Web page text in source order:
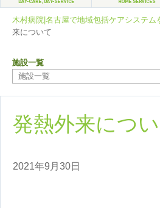
木村病院|名古屋で地域包括ケアシステム
来について
施設一覧
施設一覧
発熱外来につ
2021年9月30日